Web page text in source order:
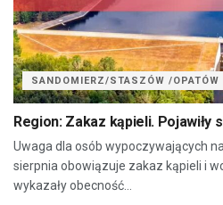
SANDOMIERZ/STASZÓW /OPATÓW
Region: Zakaz kąpieli. Pojawiły
Uwaga dla osób wypoczywających
sierpnia obowiązuje zakaz kąpieli i
wykazały obecność...